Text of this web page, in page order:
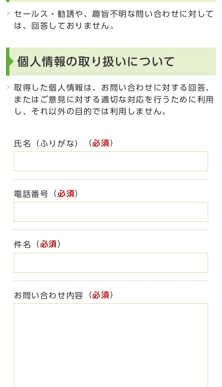
セールス・勧誘や、趣旨不明な問い合わせに対して
は、回答しておりません。
個人情報の取り扱いについて
取得した個人情報は、お問い合わせに対する回答、
またはご意見に対する適切な対応を行うために利用
し、それ以外の目的では利用しません。
氏名（ふりがな） （必須）
電話番号 （必須）
件名 （必須）
お問い合わせ内容 （必須）